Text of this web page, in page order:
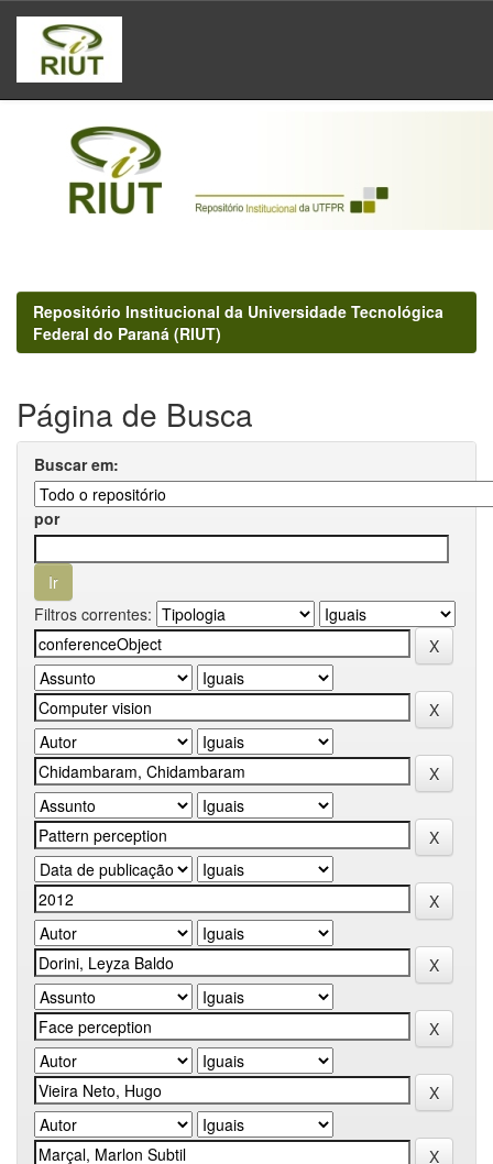
Skip
navigation
Repositório Institucional da Universidade Tecnológica
Federal do Paraná (RIUT)
Página de Busca
Buscar em:
por
Filtros correntes: